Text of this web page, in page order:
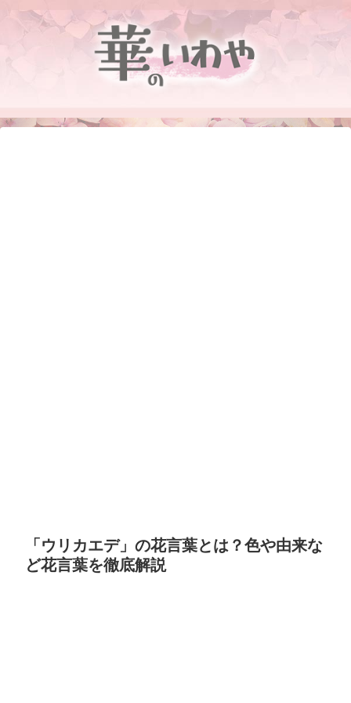
「ウリカエデ」の花言葉とは？色や由来な
ど花言葉を徹底解説